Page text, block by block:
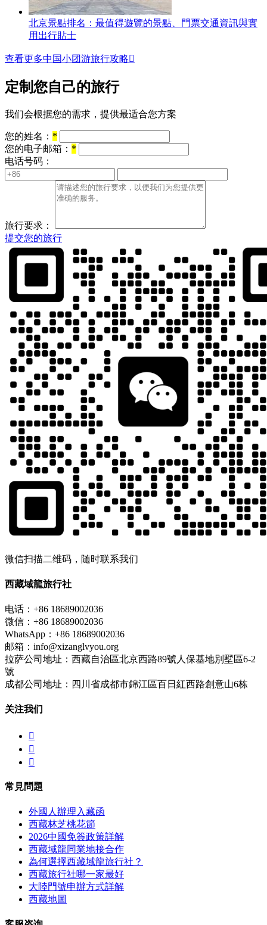
北京景點排名：最值得遊覽的景點、門票交通資訊與實
用出行貼士
查看更多中国小团游旅行攻略
定制您自己的旅行
我们会根据您的需求，提供最适合您方案
您的姓名： *
您的电子邮箱： *
电话号码：
旅行要求：
提交您的旅行
微信扫描二维码，随时联系我们
西藏域龍旅行社
电话：+86 18689002036
微信：+86 18689002036
WhatsApp：+86 18689002036
邮箱：info@xizanglvyou.org
拉萨公司地址：西藏自治區北京西路89號人保基地別墅區6-2
號
成都公司地址：四川省成都市錦江區百日紅西路創意山6栋
关注我们



常見問題
外國人辦理入藏函
西藏林芝桃花節
2026中國免簽政策詳解
西藏域龍同業地接合作
為何選擇西藏域龍旅行社？
西藏旅行社哪一家最好
大陸門號申辦方式詳解
西藏地圖